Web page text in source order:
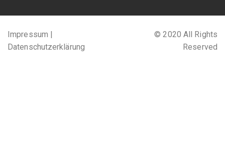
Impressum |
Datenschutzerklärung
© 2020 All Rights
Reserved